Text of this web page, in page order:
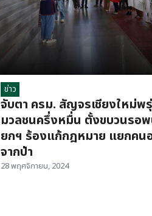
ข่าว
จับตา ครม. สัญจรเชียงใหม่พ
มวลชนครึ่งหมื่น ตั้งขบวนรอ
ยกฯ ร้องแก้กฎหมาย แยกคน
จากป่า
28 พฤศจิกายน, 2024